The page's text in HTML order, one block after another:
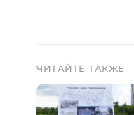
ЧИТАЙТЕ ТАКЖЕ